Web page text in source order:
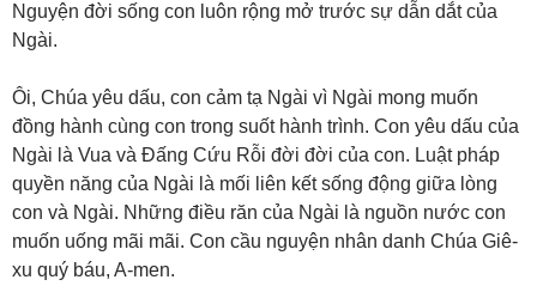
Nguyện đời sống con luôn rộng mở trước sự dẫn dắt của
Ngài.
Ôi, Chúa yêu dấu, con cảm tạ Ngài vì Ngài mong muốn
đồng hành cùng con trong suốt hành trình. Con yêu dấu của
Ngài là Vua và Đấng Cứu Rỗi đời đời của con. Luật pháp
quyền năng của Ngài là mối liên kết sống động giữa lòng
con và Ngài. Những điều răn của Ngài là nguồn nước con
muốn uống mãi mãi. Con cầu nguyện nhân danh Chúa Giê-
xu quý báu, A-men.